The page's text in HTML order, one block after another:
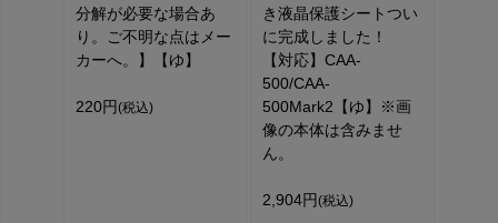
分解が必要な場合あ
り。ご不明な点はメー
カーへ。】【ゆ】
220円 (税込)
き液晶保護シートつい
に完成しました！
【対応】CAA-
500/CAA-
500Mark2【ゆ】※画
像の本体は含みませ
ん。
2,904円 (税込)